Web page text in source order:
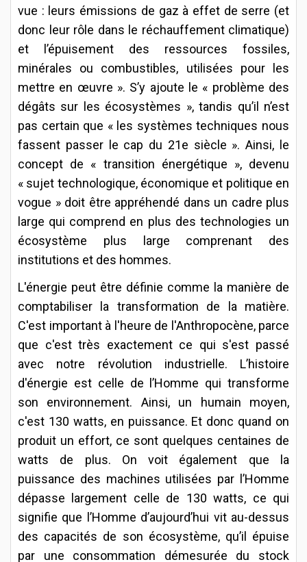
vue : leurs émissions de gaz à effet de serre (et
donc leur rôle dans le réchauffement climatique)
et l’épuisement des ressources fossiles,
minérales ou combustibles, utilisées pour les
mettre en œuvre ». S’y ajoute le « problème des
dégâts sur les écosystèmes », tandis qu’il n’est
pas certain que « les systèmes techniques nous
fassent passer le cap du 21e siècle ». Ainsi, le
concept de « transition énergétique », devenu
« sujet technologique, économique et politique en
vogue » doit être appréhendé dans un cadre plus
large qui comprend en plus des technologies un
écosystème plus large comprenant des
institutions et des hommes.
L'énergie peut être définie comme la manière de
comptabiliser la transformation de la matière.
C'est important à l'heure de l'Anthropocène, parce
que c'est très exactement ce qui s'est passé
avec notre révolution industrielle. L’histoire
d'énergie est celle de l’Homme qui transforme
son environnement. Ainsi, un humain moyen,
c'est 130 watts, en puissance. Et donc quand on
produit un effort, ce sont quelques centaines de
watts de plus. On voit également que la
puissance des machines utilisées par l’Homme
dépasse largement celle de 130 watts, ce qui
signifie que l’Homme d’aujourd’hui vit au-dessus
des capacités de son écosystème, qu’il épuise
par une consommation démesurée du stock